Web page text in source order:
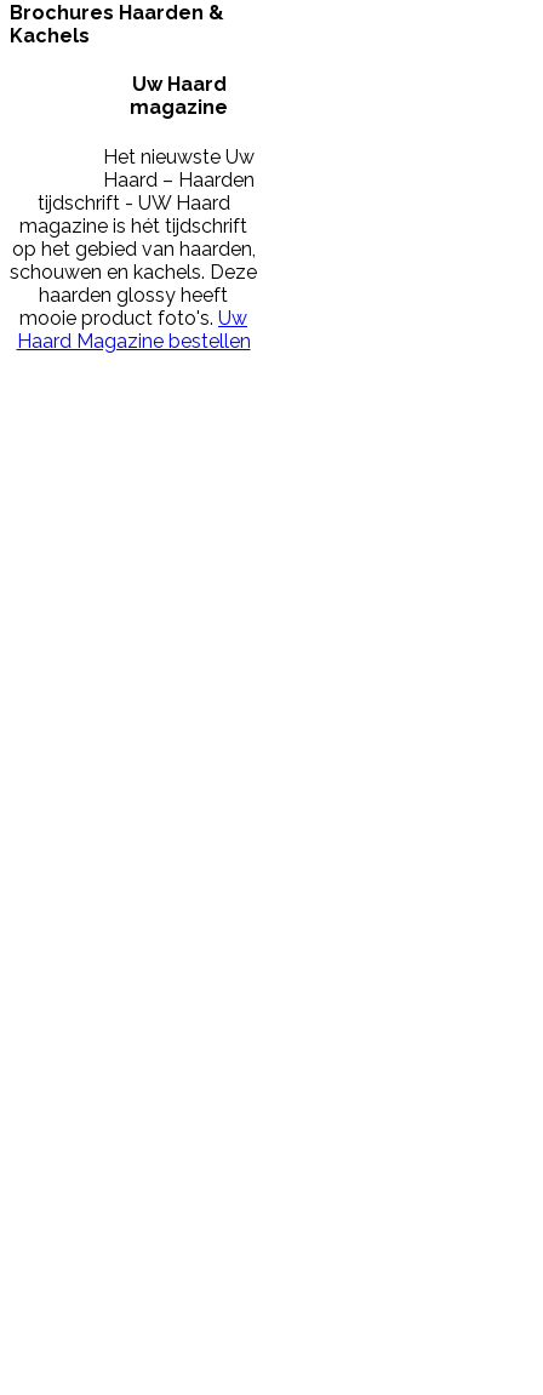
Brochures Haarden &
Kachels
Uw Haard
magazine
Het nieuwste Uw
Haard – Haarden
tijdschrift - UW Haard
magazine is hét tijdschrift
op het gebied van haarden,
schouwen en kachels. Deze
haarden glossy heeft
mooie product foto's.Uw
Haard Magazine bestellen